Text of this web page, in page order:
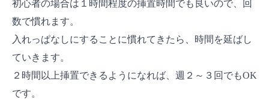
初心者の場合は１時間程度の挿置時間でも良いので、回
数で慣れます。
入れっぱなしにすることに慣れてきたら、時間を延ばし
ていきます。
２時間以上挿置できるようになれば、週２～３回でもOK
です。